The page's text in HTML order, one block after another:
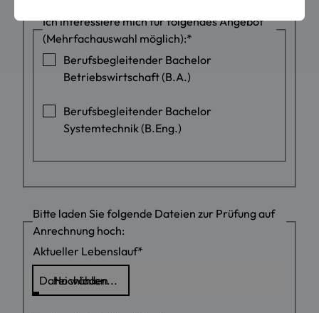
Ich interessiere mich für folgendes Angebot
(Mehrfachauswahl möglich):*
Berufsbegleitender Bachelor
Betriebswirtschaft (B.A.)
Berufsbegleitender Bachelor
Systemtechnik (B.Eng.)
Bitte laden Sie folgende Dateien zur Prüfung auf
Anrechnung hoch:
Aktueller Lebenslauf*